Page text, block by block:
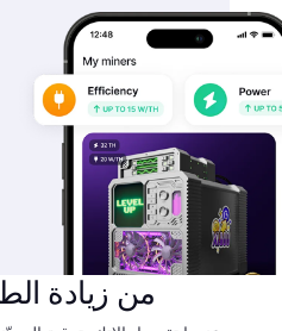
من زيادة